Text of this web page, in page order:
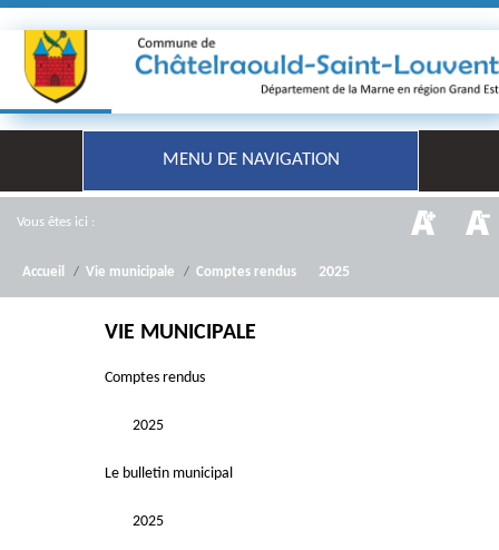
MENU DE NAVIGATION
Vous êtes ici :
Accueil / Vie municipale / Comptes rendus 2025
VIE MUNICIPALE
Comptes rendus
2025
Le bulletin municipal
2025